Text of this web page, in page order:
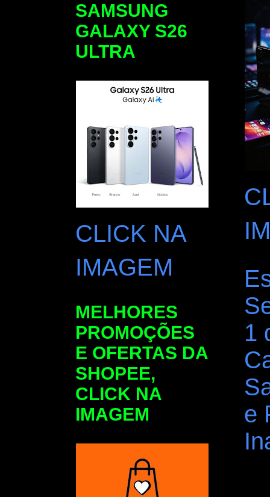
1
e
SAMSUNG
GALAXY S26
ULTRA
CLICK NA
IMAGEM
MELHORES
PROMOÇÕES
E OFERTAS DA
SHOPEE,
CLICK NA
IMAGEM